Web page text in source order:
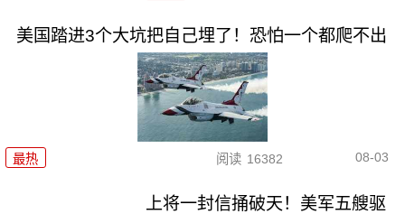
美国踏进3个大坑把自己埋了！恐怕一个都爬不出
最热 阅读 16382 08-03
上将一封信捅破天！美军五艘驱